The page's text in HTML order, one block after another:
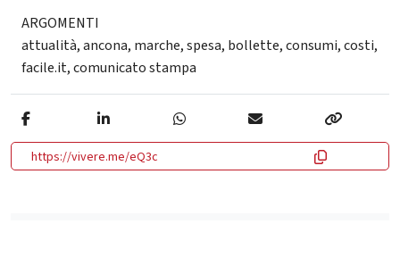
ARGOMENTI
attualità,ancona, marche,spesa, bollette,consumi,costi,
facile.it,comunicato stampa
https://vivere.me/eQ3c